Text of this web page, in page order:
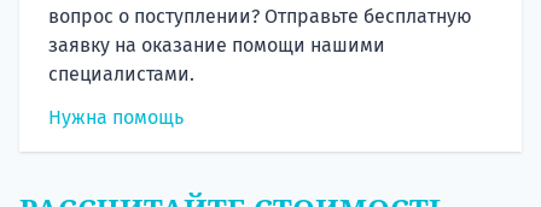
вопрос о поступлении? Отправьте бесплатную
заявку на оказание помощи нашими
специалистами.
Нужна помощь